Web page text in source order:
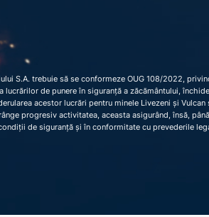
S.A. trebuie să se conformeze OUG 108/2022,
lucrărilor de punere în siguranță a zăcământului,
acestor lucrări pentru minele Livezeni și
progresiv activitatea, aceasta asigurând, însă,
de siguranță și în conformitate cu prevederile